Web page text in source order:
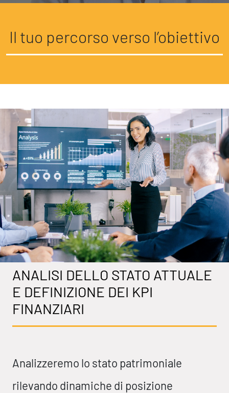
Il tuo percorso verso l’obiettivo
ANALISI DELLO STATO ATTUALE
E DEFINIZIONE DEI KPI
FINANZIARI
Analizzeremo lo stato patrimoniale
rilevando dinamiche di posizione